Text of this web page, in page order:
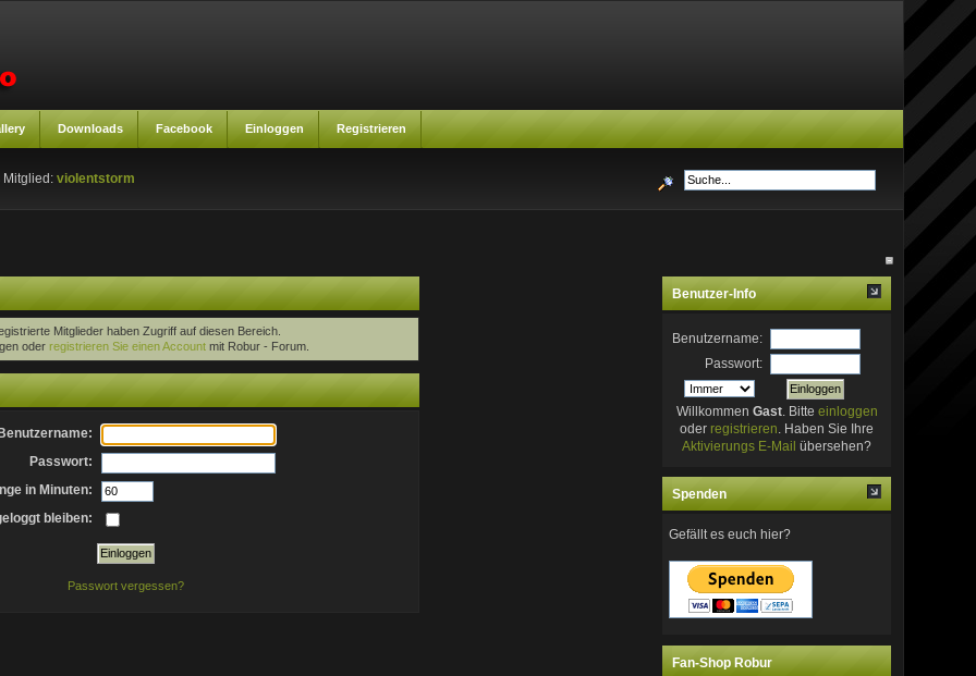
Downloads Facebook Einloggen Registrieren
Mitglied:violentstorm
Mitglieder haben Zugriff auf diesen Bereich.
oder registrieren Sie einen Accountmit Robur - Forum.
Passwort:
in Minuten:
bleiben:
Passwort vergessen?
Benutzer-Info
Benutzername:
Passwort:
Willkommen Gast. Bitte einloggen
oder registrieren . Haben Sie Ihre
Aktivierungs E-Mail übersehen?
Spenden
Gefällt es euch hier?
Fan-Shop Robur